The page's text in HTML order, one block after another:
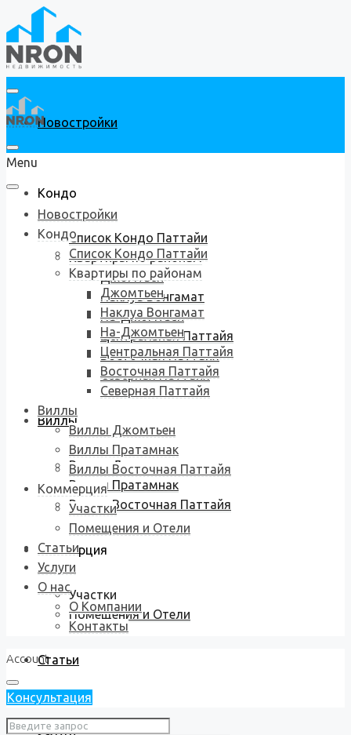
Новостройки
Кондо
Список Кондо Паттайи
Квартиры по районам
Джомтьен
Наклуа Вонгамат
На-Джомтьен
Центральная Паттайя
Восточная Паттайя
Северная Паттайя
Виллы
Виллы Джомтьен
Виллы Пратамнак
Виллы Восточная Паттайя
Коммерция
Участки
Помещения и Отели
Статьи
Услуги
Menu
Новостройки
Кондо
Список Кондо Паттайи
Квартиры по районам
Джомтьен
Наклуа Вонгамат
На-Джомтьен
Центральная Паттайя
Восточная Паттайя
Северная Паттайя
Виллы
Виллы Джомтьен
Виллы Пратамнак
Виллы Восточная Паттайя
Коммерция
Участки
Помещения и Отели
Статьи
Услуги
О нас
О Компании
Контакты
Account
Консультация